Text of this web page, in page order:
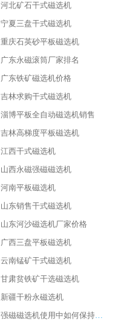
河北矿石干式磁选机
宁夏三盘干式磁选机
重庆石英砂平板磁选机
广东永磁滚筒厂家排名
广东铁矿磁选机价格
吉林求购干式磁选机
淄博平板全自动磁选机销售
吉林高梯度平板磁选机
江西干式磁选机
山西永磁强磁磁选机
河南平板磁选机
山东销售干式磁选机
山东河沙磁选机厂家价格
广西三盘平板磁选机
云南锰矿干式磁选机
甘肃贫铁矿干选磁选机
新疆干粉永磁选机
强磁磁选机使用中如何保持其顺畅运行